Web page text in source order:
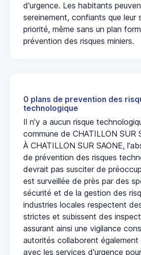
d'urgence. Les habitants
sereinement, confiants que leur
priorité, même sans un plan
prévention des risques miniers.
0 plans de prevention des
technologique
Il n'y a aucun risque
commune de CHATILLON SUR
À CHATILLON SUR SAONE,
de prévention des risques
devrait pas susciter de
est surveillée de près par des
sécurité et de la gestion des
industries locales respectent
strictes et subissent des
assurant ainsi une vigilance
autorités collaborent
avec les services d'urgence